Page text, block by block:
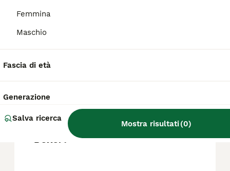
Femmina
Maschio
Fascia di età
Generazione
Salva ricerca
Mostra risultati(0)
Quali sono i difetti del
Quanto vive in media un
Boxer?